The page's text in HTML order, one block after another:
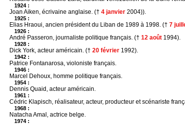
1924 :
Joan Aiken, écrivaine anglaise. († 4 janvier2004)).
1925 :
Elias Hraoui, ancien président du Liban de 1989 à 1998. († 7
1926 :
André Passeron, journaliste politique français. († 12 août1994).
1928 :
Dick York, acteur américain. († 20 février1992).
1942 :
Patrice Fontanarosa, violoniste français.
1946 :
Marcel Dehoux, homme politique français.
1954 :
Dennis Quaid, acteur américain.
1961 :
Cédric Klapisch, réalisateur, acteur, producteur et scénariste
1968 :
Natacha Amal, actrice belge.
1974 :